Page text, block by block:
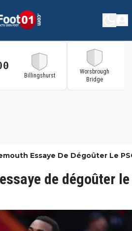
Billingshurst
Worsbrough
Bridge
Essaye De Dégoûter Le
de dégoûter le